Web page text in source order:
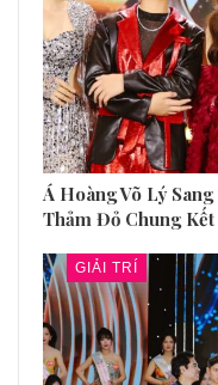
Á Hoàng Võ Lý
Thảm Đỏ Chung
GIẢI TRÍ